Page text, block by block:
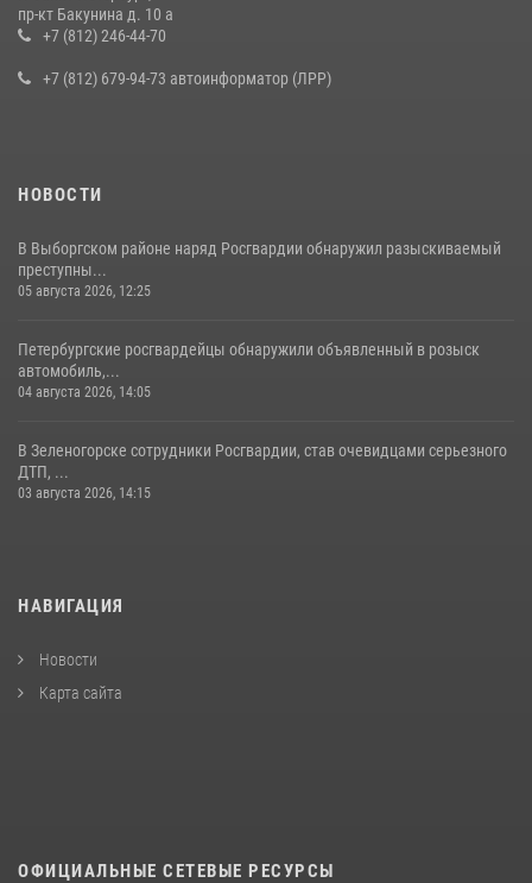
В Ленобласти сотрудники Росгвардии провели встречу с
воспитанниками детского клуба «Умные каникулы»
пр-кт Бакунина д. 10 а
+7 (812) 246-44-70
+7 (812) 679-94-73 автоинформатор (ЛРР)
НОВОСТИ
В Выборгском районе наряд Росгвардии обнаружил разыскиваемый
преступны...
05 августа 2026, 12:25
Петербургские росгвардейцы обнаружили объявленный в розыск
автомобиль,...
04 августа 2026, 14:05
В Зеленогорске сотрудники Росгвардии, став очевидцами серьезного
ДТП, ...
03 августа 2026, 14:15
НАВИГАЦИЯ
Новости
Карта сайта
ОФИЦИАЛЬНЫЕ СЕТЕВЫЕ РЕСУРСЫ